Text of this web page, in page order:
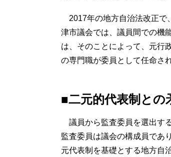
2017年の地方自治法改正で
津市議会では、議員間での機
は、そのことによって、元行
の専門職が委員として任命さ
■二元的代表制との
議員から監査委員を選出す
監査委員は議会の構成員であ
元代表制を基礎とする地方自